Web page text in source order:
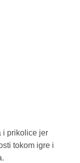
i prikolice jer
tokom igre i